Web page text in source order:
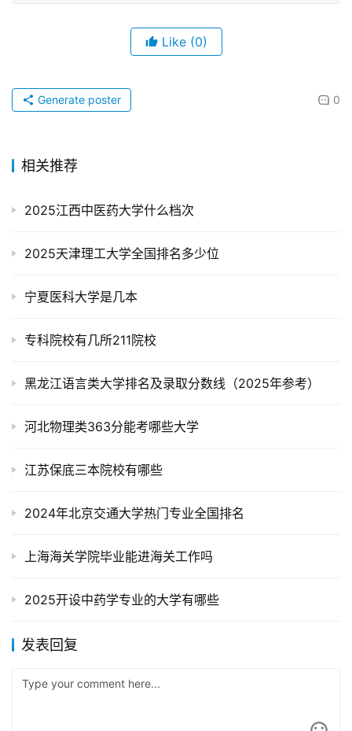
Like (0)
0
Generate poster
相关推荐
2025江西中医药大学什么档次
2025天津理工大学全国排名多少位
宁夏医科大学是几本
专科院校有几所211院校
黑龙江语言类大学排名及录取分数线（2025年参考）
河北物理类363分能考哪些大学
江苏保底三本院校有哪些
2024年北京交通大学热门专业全国排名
上海海关学院毕业能进海关工作吗
2025开设中药学专业的大学有哪些
发表回复